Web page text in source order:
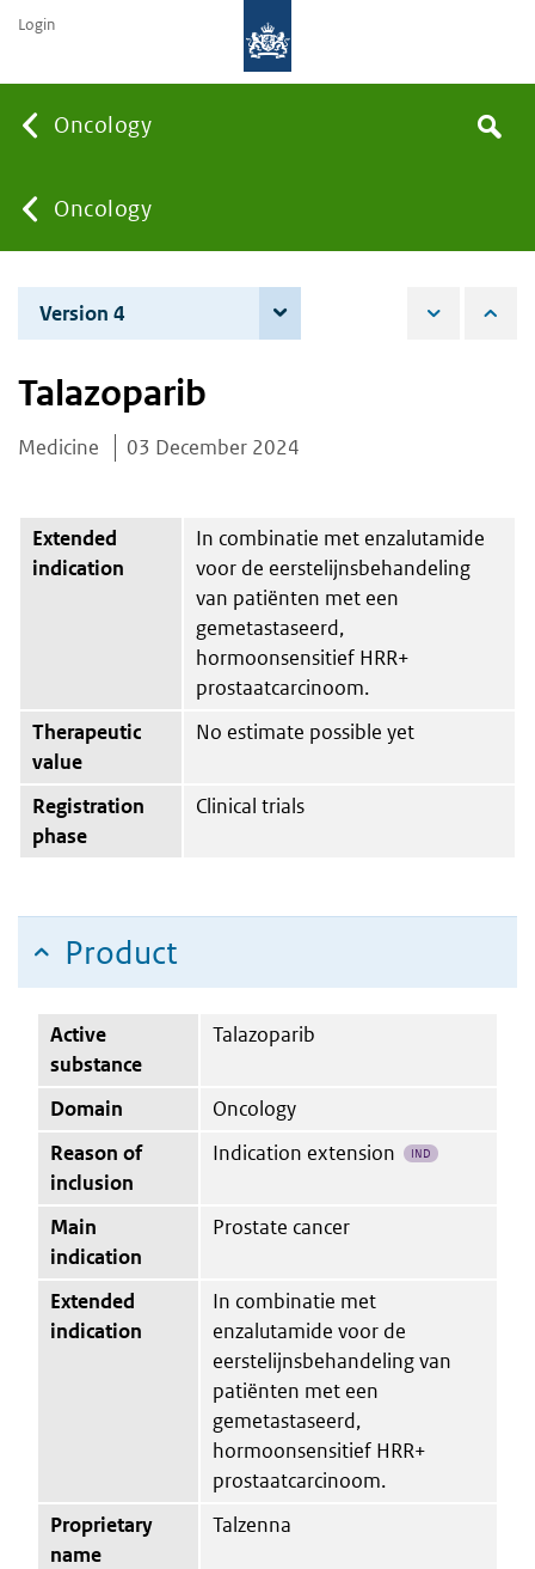
Oncology
You
are
here:
Oncology
the
Search
Login
Version 4
Talazoparib
Medicine 03 December 2024
Extended
indication
In combinatie met enzalutamide
voor de eerstelijnsbehandeling
van patiënten met een
gemetastaseerd,
hormoonsensitief HRR+
prostaatcarcinoom.
Therapeutic
value
No estimate possible yet
Registration
phase
Clinical trials
Product
Active
substance
Talazoparib
Domain
Oncology
Reason of
inclusion
Indication extension IND
Main
indication
Prostate cancer
Extended
indication
In combinatie met
enzalutamide voor de
eerstelijnsbehandeling van
patiënten met een
gemetastaseerd,
hormoonsensitief HRR+
prostaatcarcinoom.
Proprietary
name
Talzenna